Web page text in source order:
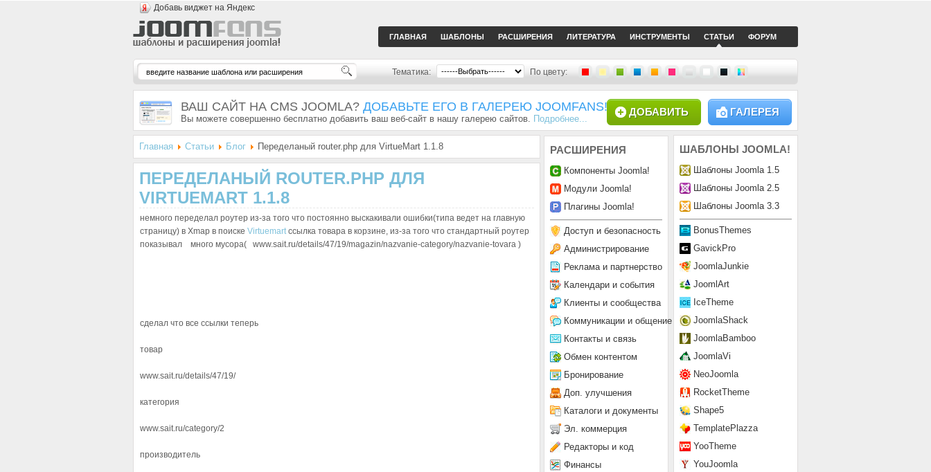
Добавь виджет на Яндекс
ГЛАВНАЯ ШАБЛОНЫ РАСШИРЕНИЯ ЛИТЕРАТУРА ИНСТРУМЕНТЫ СТАТЬИ ФОРУМ
Тематика: По цвету:
ВАШ САЙТ НА CMS JOOMLA? ДОБАВЬТЕ ЕГО В ГАЛЕРЕЮ JOOMFANS!
Вы можете совершенно бесплатно добавить ваш веб-сайт в нашу галерею сайтов. Подробнее...
ГАЛЕРЕЯ
ДОБАВИТЬ
Главная Статьи Блог Переделаный router.php для VirtueMart 1.1.8
ПЕРЕДЕЛАНЫЙ ROUTER.PHP ДЛЯ
VIRTUEMART 1.1.8
немного переделал роутер из-за того что постоянно выскакивали ошибки(типа ведет на главную
страницу) в Xmap в поиске Virtuemartссылка товара в корзине, из-за того что стандартный роутер
показывал много мусора( www.sait.ru/details/47/19/magazin/nazvanie-category/nazvanie-tovara )
сделал что все ссылки теперь
товар
www.sait.ru/details/47/19/
категория
www.sait.ru/category/2
производитель
ШАБЛОНЫ JOOMLA!
Шаблоны Joomla 1.5
Шаблоны Joomla 2.5
Шаблоны Joomla 3.3
BonusThemes
GavickPro
JoomlaJunkie
JoomlArt
IceTheme
JoomlaShack
JoomlaBamboo
JoomlaVi
NeoJoomla
RocketTheme
Shape5
TemplatePlazza
YooTheme
YouJoomla
РАСШИРЕНИЯ
Компоненты Joomla!
Модули Joomla!
Плагины Joomla!
Доступ и безопасность
Администрирование
Реклама и партнерство
Календари и события
Клиенты и сообщества
Коммуникации и общение
Контакты и связь
Обмен контентом
Бронирование
Доп. улучшения
Каталоги и документы
Эл. коммерция
Редакторы и код
Финансы